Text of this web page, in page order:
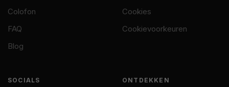
Colofon
FAQ
Blog
Cookies
Cookievoorkeuren
SOCIALS ONTDEKKEN